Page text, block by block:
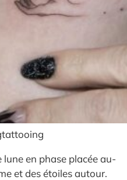
en phase placée au-
et des étoiles autour.